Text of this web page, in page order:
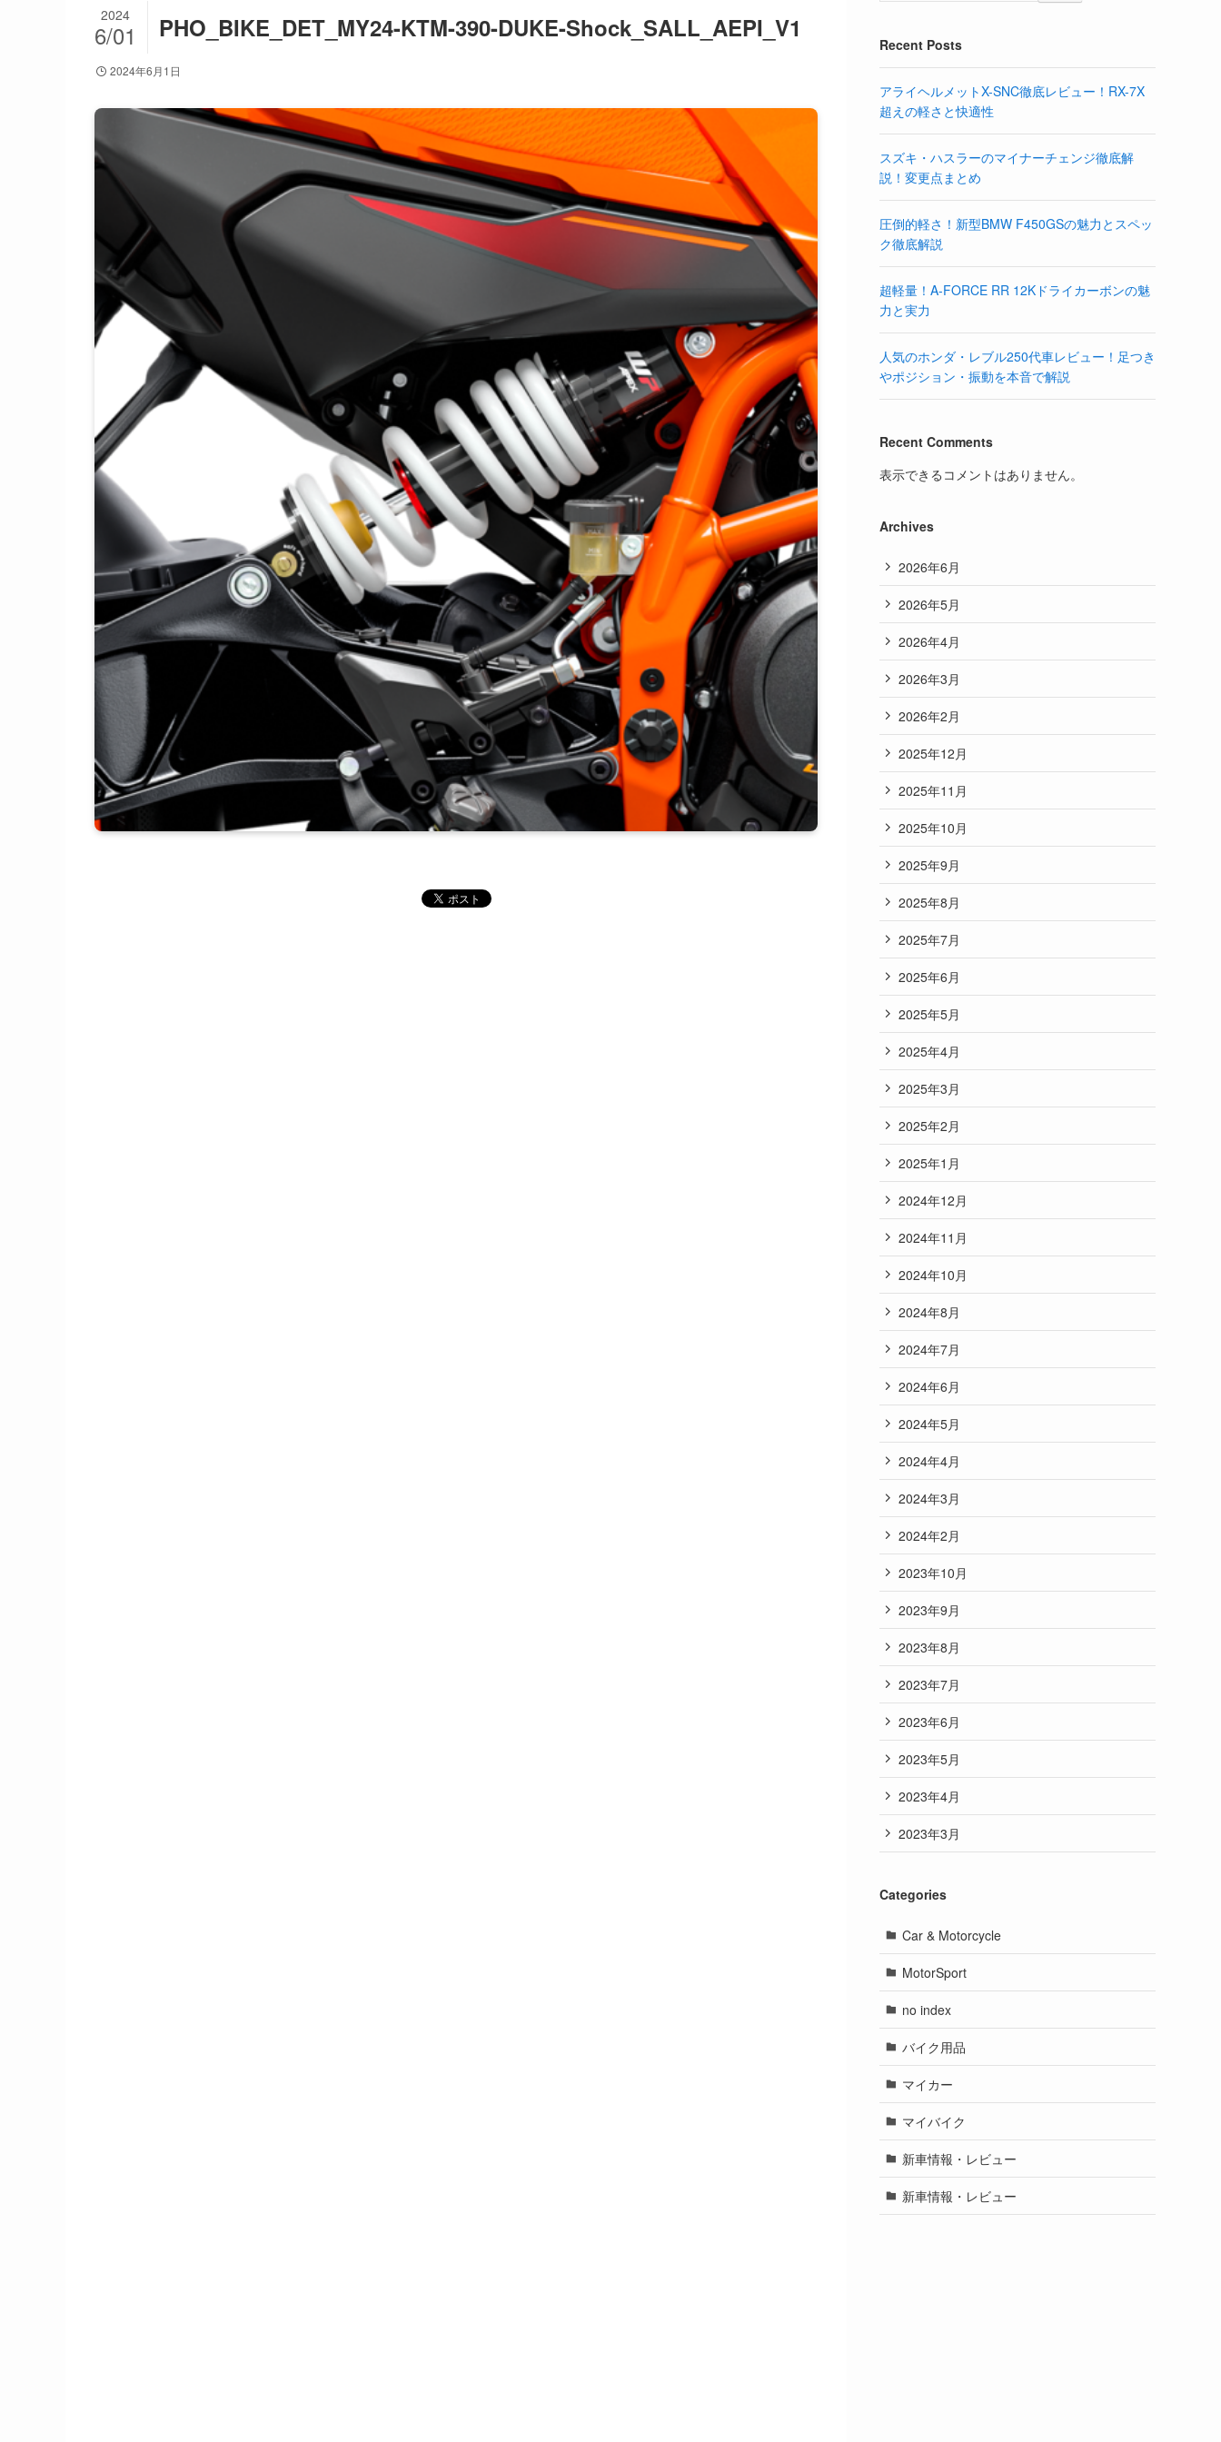
PHO_BIKE_DET_MY24-KTM-390-DUKE-Shock_SALL_AEPI_V1
2024
6/01
2024年6月1日
Recent Posts
アライヘルメットX-SNC徹底レビュー！RX-7X
超えの軽さと快適性
スズキ・ハスラーのマイナーチェンジ徹底解
説！変更点まとめ
圧倒的軽さ！新型BMW F450GSの魅力とスペッ
ク徹底解説
超軽量！A-FORCE RR 12Kドライカーボンの魅
力と実力
人気のホンダ・レブル250代車レビュー！足つき
やポジション・振動を本音で解説
Recent Comments
表示できるコメントはありません。
Archives
2026年6月
2026年5月
2026年4月
2026年3月
2026年2月
2025年12月
2025年11月
2025年10月
2025年9月
2025年8月
2025年7月
2025年6月
2025年5月
2025年4月
2025年3月
2025年2月
2025年1月
2024年12月
2024年11月
2024年10月
2024年8月
2024年7月
2024年6月
2024年5月
2024年4月
2024年3月
2024年2月
2023年10月
2023年9月
2023年8月
2023年7月
2023年6月
2023年5月
2023年4月
2023年3月
Categories
Car & Motorcycle
MotorSport
no index
バイク用品
マイカー
マイバイク
新車情報・レビュー
新車情報・レビュー